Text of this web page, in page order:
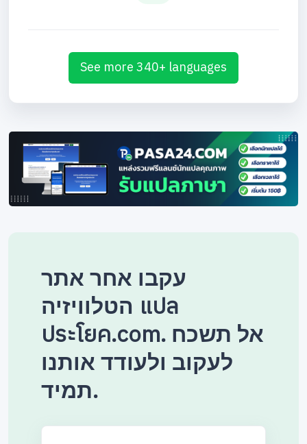
See more 340+ languages
עקבו אחר אתר
הטלוויזיה แปล
ประโยค.com. אל תשכח
לעקוב ולעודד אותנו
תמיד.